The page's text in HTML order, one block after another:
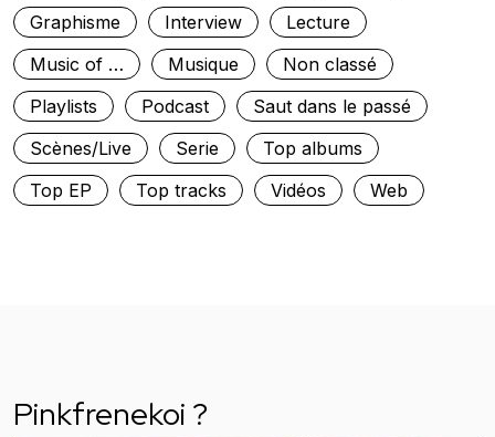
Graphisme
Interview
Lecture
Music of …
Musique
Non classé
Playlists
Podcast
Saut dans le passé
Scènes/Live
Serie
Top albums
Top EP
Top tracks Vidéos Web
Pinkfrenekoi ?